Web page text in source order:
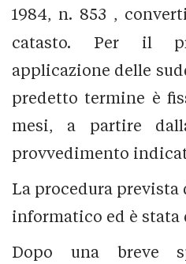
1984, n. 853 ,
catasto. Per il
applicazione delle
predetto termine è
mesi, a partire
provvedimento
La procedura
informatico ed è stata
Dopo una breve